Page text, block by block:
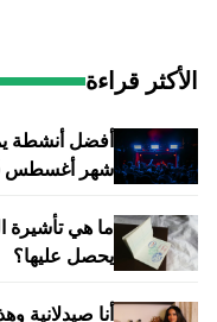
الأكثر قراءة
أفضل أنشطة
شهر أغسطس 2026
ما هي تأشيرة
يحصل عليها؟